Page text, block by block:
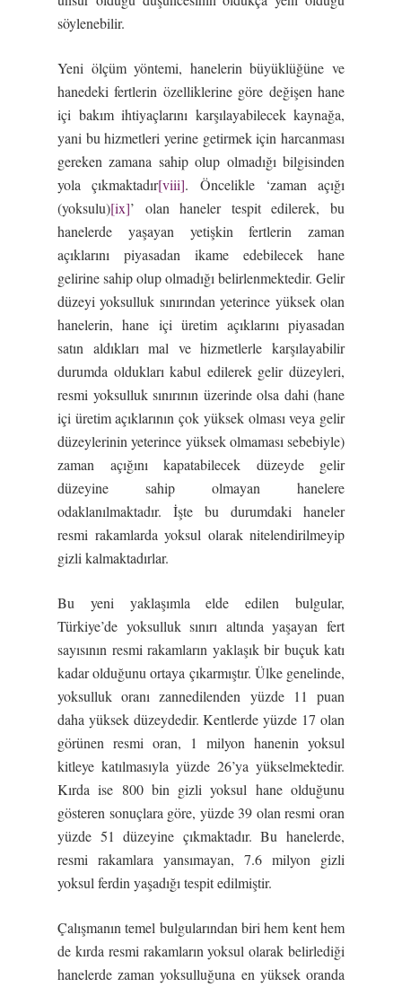
söylenebilir.
Yeni ölçüm yöntemi, hanelerin büyüklüğüne ve
hanedeki fertlerin özelliklerine göre değişen hane
içi bakım ihtiyaçlarını karşılayabilecek kaynağa,
yani bu hizmetleri yerine getirmek için harcanması
gereken zamana sahip olup olmadığı bilgisinden
yola çıkmaktadır[viii]. Öncelikle ‘zaman açığı
(yoksulu)[ix]’ olan haneler tespit edilerek, bu
hanelerde yaşayan yetişkin fertlerin zaman
açıklarını piyasadan ikame edebilecek hane
gelirine sahip olup olmadığı belirlenmektedir. Gelir
düzeyi yoksulluk sınırından yeterince yüksek olan
hanelerin, hane içi üretim açıklarını piyasadan
satın aldıkları mal ve hizmetlerle karşılayabilir
durumda oldukları kabul edilerek gelir düzeyleri,
resmi yoksulluk sınırının üzerinde olsa dahi (hane
içi üretim açıklarının çok yüksek olması veya gelir
düzeylerinin yeterince yüksek olmaması sebebiyle)
zaman açığını kapatabilecek düzeyde gelir
düzeyine sahip olmayan hanelere
odaklanılmaktadır. İşte bu durumdaki haneler
resmi rakamlarda yoksul olarak nitelendirilmeyip
gizli kalmaktadırlar.
Bu yeni yaklaşımla elde edilen bulgular,
Türkiye’de yoksulluk sınırı altında yaşayan fert
sayısının resmi rakamların yaklaşık bir buçuk katı
kadar olduğunu ortaya çıkarmıştır. Ülke genelinde,
yoksulluk oranı zannedilenden yüzde 11 puan
daha yüksek düzeydedir. Kentlerde yüzde 17 olan
görünen resmi oran, 1 milyon hanenin yoksul
kitleye katılmasıyla yüzde 26’ya yükselmektedir.
Kırda ise 800 bin gizli yoksul hane olduğunu
gösteren sonuçlara göre, yüzde 39 olan resmi oran
yüzde 51 düzeyine çıkmaktadır. Bu hanelerde,
resmi rakamlara yansımayan, 7.6 milyon gizli
yoksul ferdin yaşadığı tespit edilmiştir.
Çalışmanın temel bulgularından biri hem kent hem
de kırda resmi rakamların yoksul olarak belirlediği
hanelerde zaman yoksulluğuna en yüksek oranda